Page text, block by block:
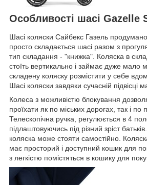
Особливості шасі Gazelle
Шасі коляски Сайбекс Газель
просто складається шасі разом з
тип складання - "книжка". Коляска в
стоїть вертикально і займає дуже мало
складену коляску розмістити у себе
Шасі коляски завдяки сучасній підвісці
Колеса з можливістю блокування
проїхати як по міських дорогах, так і по
Телескопічна ручка, регулюється в 4
підлаштовуючись під різний зріст
коляска може стояти самостійно.
має просторий і доступний кошик для
з легкістю помістяться в кошику для